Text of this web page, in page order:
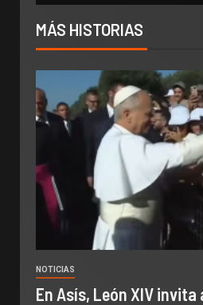
MÁS HISTORIAS
NOTICIAS
En Asís, León XIV invita